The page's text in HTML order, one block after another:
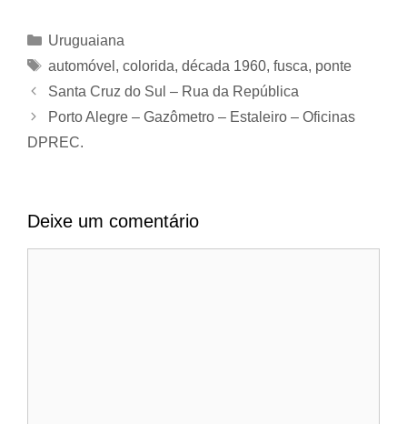
Categorias
Uruguaiana
Tags
automóvel , colorida, década 1960, fusca, ponte
Santa Cruz do Sul – Rua da República
Porto Alegre – Gazômetro – Estaleiro – Oficinas
DPREC.
Deixe um comentário